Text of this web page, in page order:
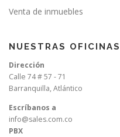
Venta de inmuebles
NUESTRAS OFICINAS
Dirección
Calle 74 # 57 - 71
Barranquilla, Atlántico
Escríbanos a
info@sales.com.co
PBX